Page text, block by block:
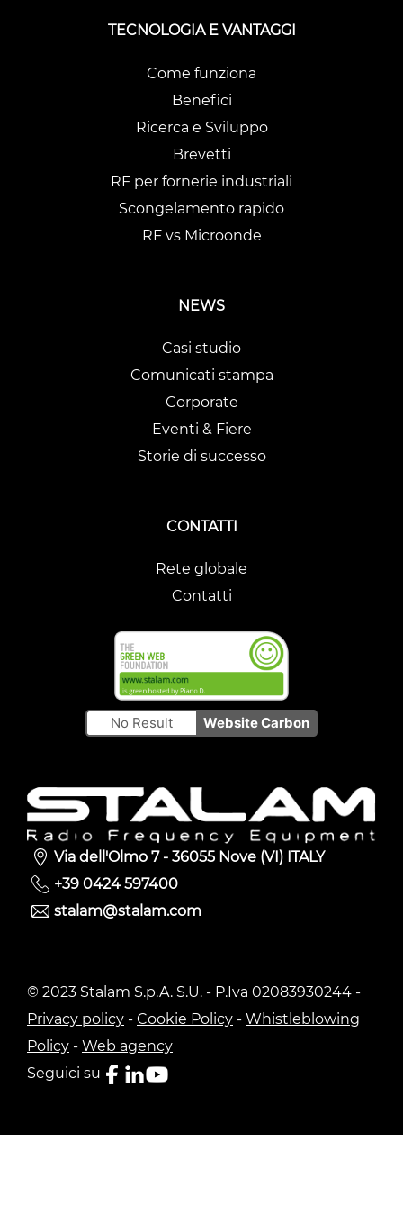
TECNOLOGIA E VANTAGGI
Come funziona
Benefici
Ricerca e Sviluppo
Brevetti
RF per fornerie industriali
Scongelamento rapido
RF vs Microonde
NEWS
Casi studio
Comunicati stampa
Corporate
Eventi & Fiere
Storie di successo
CONTATTI
Rete globale
Contatti
No Result Website Carbon
Via dell'Olmo 7 - 36055 Nove (VI) ITALY
+39 0424 597400
stalam@stalam.com
© 2023 Stalam S.p.A. S.U. - P.Iva 02083930244 -
Privacy policy - Cookie Policy - Whistleblowing
Policy - Web agency
Seguici su